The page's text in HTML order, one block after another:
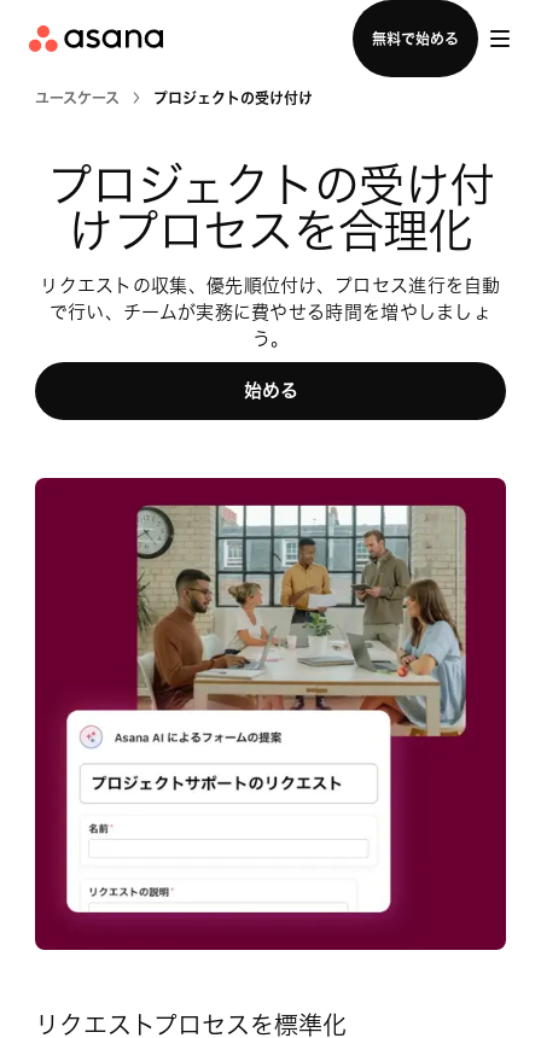
無料で始める
セールスチームに問い合わせる
ユースケース プロジェクトの受け付け
プロジェクトの受け付
けプロセスを合理化
リクエストの収集、優先順位付け、プロセス進行を自動
で行い、チームが実務に費やせる時間を増やしましょ
う。
始める
リクエストプロセスを標準化